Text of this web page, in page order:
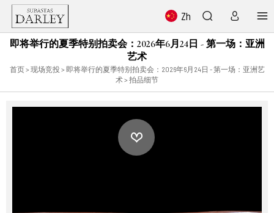
Zh
即将举行的夏季特别拍卖会：2026年6月24日 - 第一场：亚洲
艺术
首页> 现场竞投 > 即将举行的夏季特别拍卖会：2026年6月24日 - 第一场：亚洲艺
术> 拍品细节